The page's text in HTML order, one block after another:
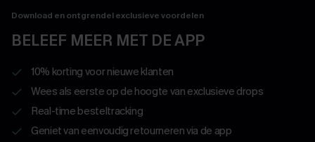
Download en ontgrendel exclusieve voordelen
BELEEF MEER MET DE APP
10% korting voor nieuwe klanten
Wees als eerste op de hoogte van exclusieve drops
Real-time besteltracking
Geniet van eenvoudig retourneren via de app